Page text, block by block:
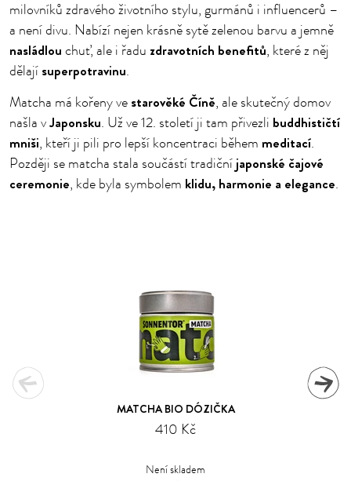
milovníků zdravého životního stylu, gurmánů i influencerů –
a není divu. Nabízí nejen krásně sytě zelenou barvu a jemně
nasládlou chuť, ale i řadu zdravotních benefitů, které z něj
dělají superpotravinu.
Matcha má kořeny ve starověké Číně, ale skutečný domov
našla vJaponsku. Už ve 12. století ji tam přivezli buddhističtí
mniši, kteří ji pili pro lepší koncentraci během meditací.
Později se matcha stala součástí tradiční japonské čajové
ceremonie, kde byla symbolem klidu, harmonie a elegance.
MATCHA BIO DÓZIČKA
410 Kč
Není skladem